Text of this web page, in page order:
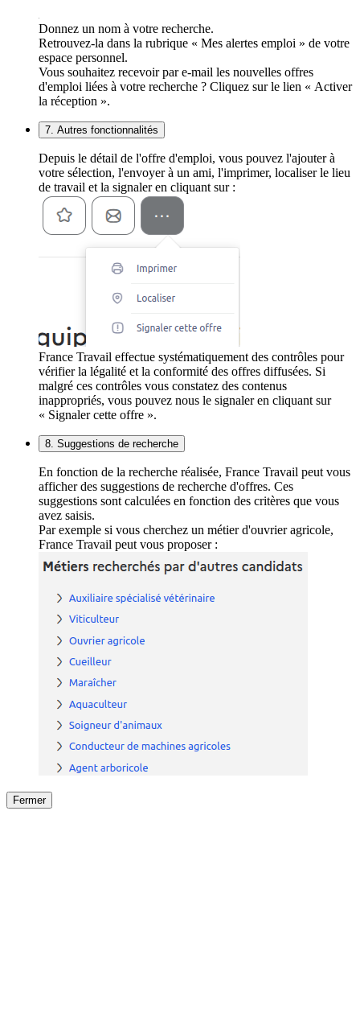
Donnez un nom à votre recherche.
Retrouvez-la dans la rubrique « Mes alertes emploi » de votre
espace personnel.
Vous souhaitez recevoir par e-mail les nouvelles offres
d'emploi liées à votre recherche ? Cliquez sur le lien « Activer
la réception ».
7. Autres fonctionnalités
Depuis le détail de l'offre d'emploi, vous pouvez l'ajouter à
votre sélection, l'envoyer à un ami, l'imprimer, localiser le lieu
de travail et la signaler en cliquant sur :
France Travail effectue systématiquement des contrôles pour
vérifier la légalité et la conformité des offres diffusées. Si
malgré ces contrôles vous constatez des contenus
inappropriés, vous pouvez nous le signaler en cliquant sur
« Signaler cette offre ».
8. Suggestions de recherche
En fonction de la recherche réalisée, France Travail peut vous
afficher des suggestions de recherche d'offres. Ces
suggestions sont calculées en fonction des critères que vous
avez saisis.
Par exemple si vous cherchez un métier d'ouvrier agricole,
France Travail peut vous proposer :
Fermer